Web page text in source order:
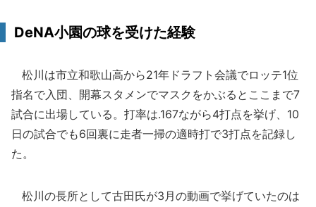
DeNA小園の球を受けた経験
松川は市立和歌山高から21年ドラフト会議でロッテ1位
指名で入団、開幕スタメンでマスクをかぶるとここまで7
試合に出場している。打率は.167ながら4打点を挙げ、10
日の試合でも6回裏に走者一掃の適時打で3打点を記録し
た。
松川の長所として古田氏が3月の動画で挙げていたのは